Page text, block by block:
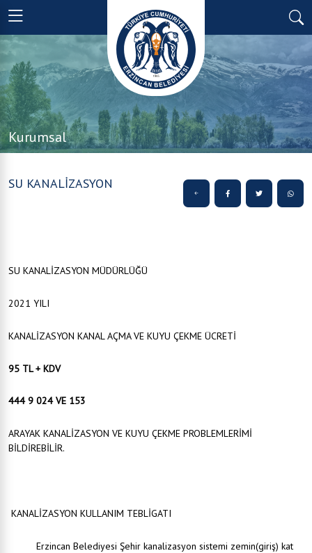
Kurumsal
SU KANALİZASYON
SU KANALİZASYON MÜDÜRLÜĞÜ
2021 YILI
KANALİZASYON KANAL AÇMA VE KUYU ÇEKME ÜCRETİ
95 TL + KDV
444 9 024 VE 153
ARAYAK KANALİZASYON VE KUYU ÇEKME PROBLEMLERİMİ
BİLDİREBİLİR.
KANALİZASYON KULLANIM TEBLİGATI
Erzincan Belediyesi Şehir kanalizasyon sistemi zemin(giriş) kat